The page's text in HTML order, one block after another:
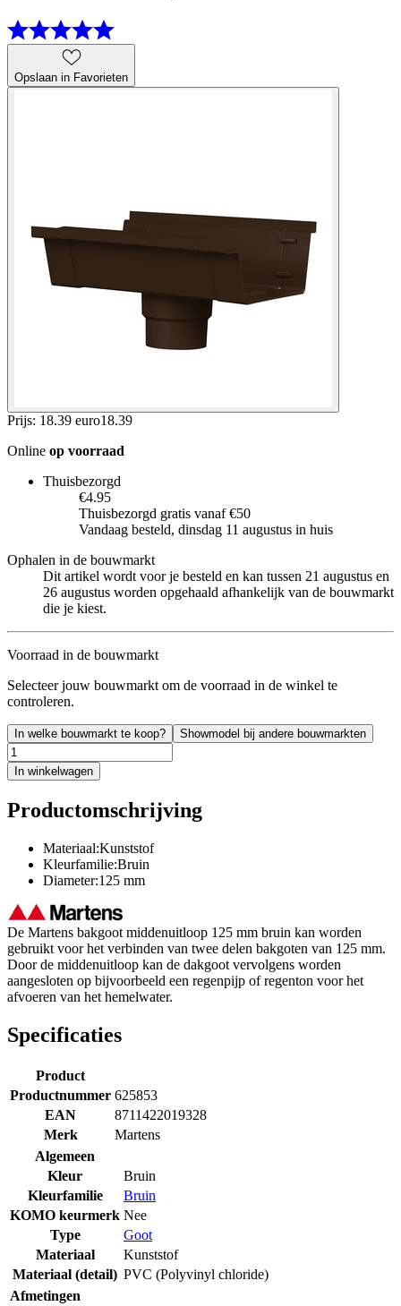
Opslaan in Favorieten
Prijs: 18.39 euro18.39
Online op voorraad
Thuisbezorgd
€4.95
Thuisbezorgd gratis vanaf €50
Vandaag besteld, dinsdag 11 augustus in huis
Ophalen in de bouwmarkt
Dit artikel wordt voor je besteld en kan tussen 21 augustus en
26 augustus worden opgehaald afhankelijk van de bouwmarkt
die je kiest.
Voorraad in de bouwmarkt
Selecteer jouw bouwmarkt om de voorraad in de winkel te
controleren.
In welke bouwmarkt te koop? Showmodel bij andere bouwmarkten
In winkelwagen
Productomschrijving
Materiaal:Kunststof
Kleurfamilie:Bruin
Diameter:125 mm
De Martens bakgoot middenuitloop 125 mm bruin kan worden
gebruikt voor het verbinden van twee delen bakgoten van 125 mm.
Door de middenuitloop kan de dakgoot vervolgens worden
aangesloten op bijvoorbeeld een regenpijp of regenton voor het
afvoeren van het hemelwater.
Specificaties
Product
Productnummer 625853
EAN
8711422019328
Merk
Martens
Algemeen
Kleur
Bruin
Kleurfamilie
Bruin
KOMO keurmerk Nee
Type
Goot
Materiaal
Kunststof
Materiaal (detail) PVC (Polyvinyl chloride)
Afmetingen